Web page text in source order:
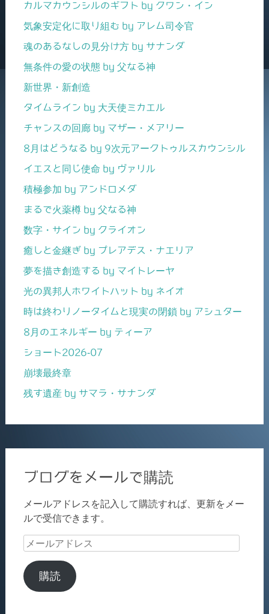
カルマカウンシルのギフト by クワン・イン
気象安定化に取り組む by アレム司令官
魂のあるなしの見分け方 by サナンダ
無条件の愛の状態 by 父なる神
新世界・新創造
タイムライン by 大天使ミカエル
チャンスの回廊 by マザー・メアリー
8月はどうなる by 9次元アークトゥルスカウンシル
イエスと同じ使命 by ヴァリル
積極参加 by アンドロメダ
まるで火薬樽 by 父なる神
数字・サイン by クライオン
癒しと金継ぎ by プレアデス・ナエリア
夢を描き創造する by マイトレーヤ
光の異邦人ホワイトハット by ネイオ
時は終わりノータイムと現実の閉鎖 by アシュター
8月のエネルギー by ティーア
ショート2026-07
崩壊最終章
残す遺産 by サマラ・サナンダ
ブログをメールで購読
メールアドレスを記入して購読すれば、更新をメー
ルで受信できます。
メ
ル
ア
購読